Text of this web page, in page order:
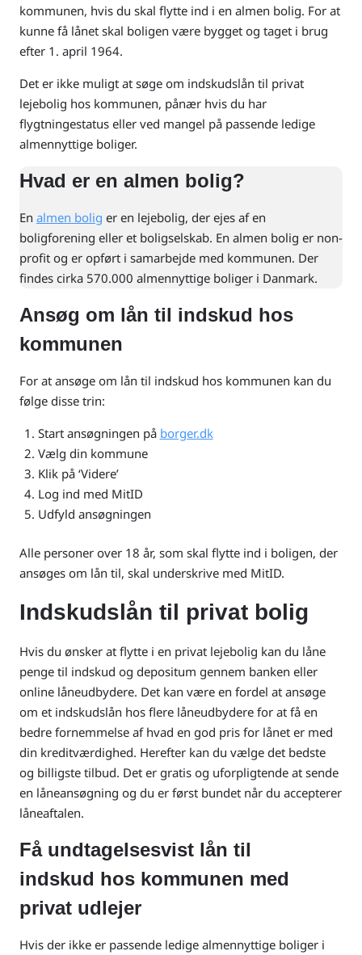
kommunen, hvis du skal flytte ind i en almen bolig. For at
kunne få lånet skal boligen være bygget og taget i brug
efter 1. april 1964.
Det er ikke muligt at søge om indskudslån til privat
lejebolig hos kommunen, pånær hvis du har
flygtningestatus eller ved mangel på passende ledige
almennyttige boliger.
Hvad er en almen bolig?
En almen bolig er en lejebolig, der ejes af en
boligforening eller et boligselskab. En almen bolig er non-
profit og er opført i samarbejde med kommunen. Der
findes cirka 570.000 almennyttige boliger i Danmark.
Ansøg om lån til indskud hos
kommunen
For at ansøge om lån til indskud hos kommunen kan du
følge disse trin:
Start ansøgningen på borger.dk
Vælg din kommune
Klik på ‘Videre’
Log ind med MitID
Udfyld ansøgningen
Alle personer over 18 år, som skal flytte ind i boligen, der
ansøges om lån til, skal underskrive med MitID.
Indskudslån til privat bolig
Hvis du ønsker at flytte i en privat lejebolig kan du låne
penge til indskud og depositum gennem banken eller
online låneudbydere. Det kan være en fordel at ansøge
om et indskudslån hos flere låneudbydere for at få en
bedre fornemmelse af hvad en god pris for lånet er med
din kreditværdighed. Herefter kan du vælge det bedste
og billigste tilbud. Det er gratis og uforpligtende at sende
en låneansøgning og du er først bundet når du accepterer
låneaftalen.
Få undtagelsesvist lån til
indskud hos kommunen med
privat udlejer
Hvis der ikke er passende ledige almennyttige boliger i